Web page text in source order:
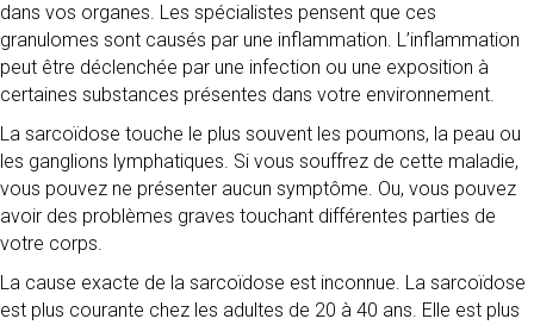
dans vos organes. Les spécialistes pensent que ces
granulomes sont causés par une inflammation. L’inflammation
peut être déclenchée par une infection ou une exposition à
certaines substances présentes dans votre environnement.
La sarcoïdose touche le plus souvent les poumons, la peau ou
les ganglions lymphatiques. Si vous souffrez de cette maladie,
vous pouvez ne présenter aucun symptôme. Ou, vous pouvez
avoir des problèmes graves touchant différentes parties de
votre corps.
La cause exacte de la sarcoïdose est inconnue. La sarcoïdose
est plus courante chez les adultes de 20 à 40 ans. Elle est plus